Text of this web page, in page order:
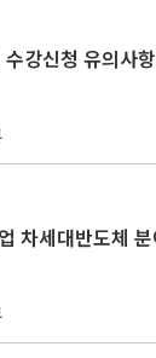
강신청 유의사항